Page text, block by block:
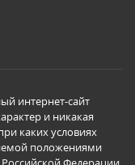
интернет-сайт
и никакая
каких условиях
положениями